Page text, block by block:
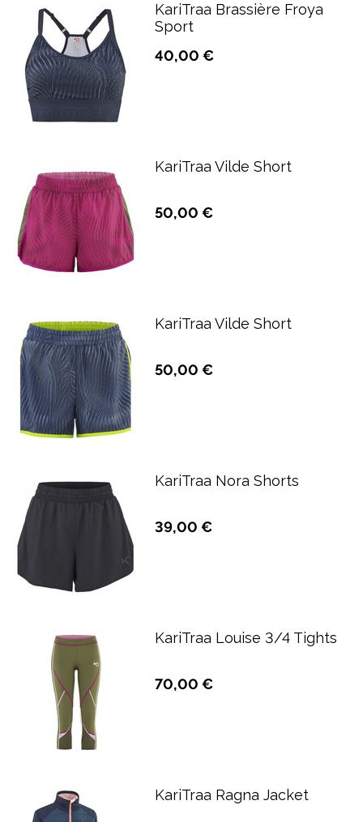
KariTraa Brassière Froya
Sport
40,00 €
KariTraa Vilde Short
50,00 €
KariTraa Vilde Short
50,00 €
KariTraa Nora Shorts
39,00 €
KariTraa Louise 3/4 Tights
70,00 €
KariTraa Ragna Jacket